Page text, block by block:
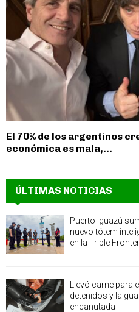
El 70% de los argentinos
económica es mala,...
ÚLTIMAS NOTICIAS
Puerto Iguazú
nuevo tótem
en la Triple
Llevó carne
detenidos y la
encanutada